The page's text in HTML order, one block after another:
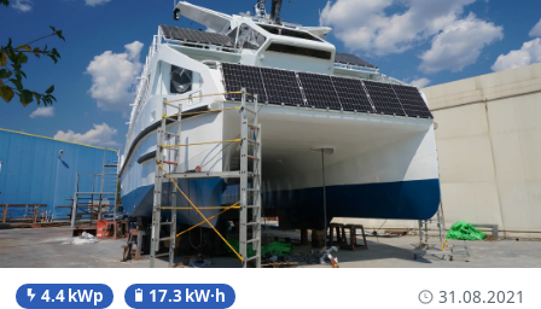
31.08.2021
4.4 kWp 17.3 kW·h